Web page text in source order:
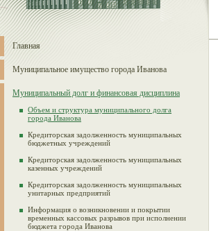
Главная
Муниципальное имущество города Иванова
Муниципальный долг и финансовая дисциплина
Объем и структура муниципального долга
города Иванова
Кредиторская задолженность муниципальных
бюджетных учреждений
Кредиторская задолженность муниципальных
казенных учреждений
Кредиторская задолженность муниципальных
унитарных предприятий
Информация о возникновении и покрытии
временных кассовых разрывов при исполнении
бюджета города Иванова